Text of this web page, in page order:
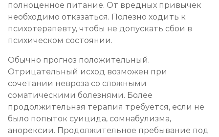
полноценное питание. От вредных привычек
необходимо отказаться. Полезно ходить к
психотерапевту, чтобы не допускать сбои в
психическом состоянии.
Обычно прогноз положительный.
Отрицательный исход возможен при
сочетании невроза со сложными
соматическими болезнями. Более
продолжительная терапия требуется, если не
было попыток суицида, сомнабулизма,
анорексии. Продолжительное пребывание под